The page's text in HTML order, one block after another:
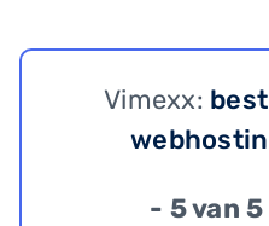
Vimexx:
- 5 van